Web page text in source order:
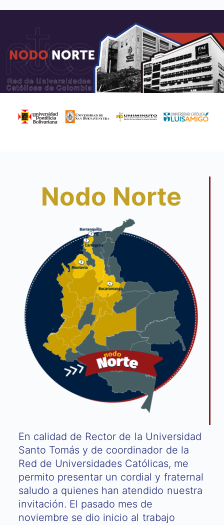
Nodo Norte
En calidad de Rector de la Universidad
Santo Tomás y de coordinador de la
Red de Universidades Católicas, me
permito presentar un cordial y fraternal
saludo a quienes han atendido nuestra
invitación. El pasado mes de
noviembre se dio inicio al trabajo